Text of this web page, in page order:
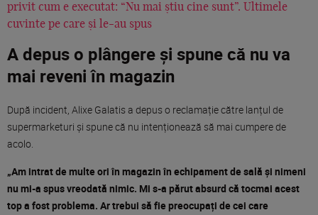
privit cum e executat: “Nu mai știu cine sunt”. Ultimele
cuvinte pe care și le-au spus
A depus o plângere și spune că nu va
mai reveni în magazin
După incident, Alixe Galatis a depus o reclamație către lanțul de
supermarketuri și spune că nu intenționează să mai cumpere de
acolo.
„Am intrat de multe ori în magazin în echipament de sală și nimeni
nu mi-a spus vreodată nimic. Mi s-a părut absurd că tocmai acest
top a fost problema. Ar trebui să fie preocupați de cei care